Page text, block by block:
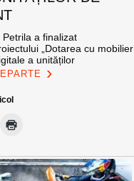
a finalizat
„Dotarea cu mobilier
a unităților